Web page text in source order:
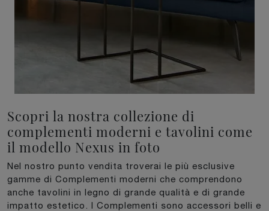
Scopri la nostra collezione di
complementi moderni e tavolini come
il modello Nexus in foto
Nel nostro punto vendita troverai le più esclusive
gamme di Complementi moderni che comprendono
anche tavolini in legno di grande qualità e di grande
impatto estetico. I Complementi sono accessori belli e